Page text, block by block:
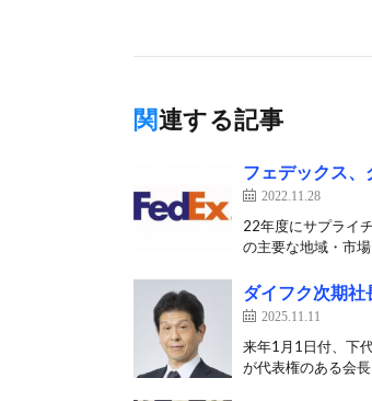
関連する記事
フェデックス
2022.11.28
22年度にサプライ
の主要な地域・市
ダイフク次期
2025.11.11
来年1月1日付、下
が代表権のある会